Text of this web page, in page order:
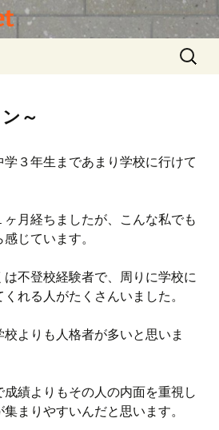
検
索:
～
３年生まであまり学校に行けて
月経ちましたが、こんな私でも
じています。
不登校経験者で、周りに学校に
れる人がたくさんいました。
よりも人格者が多いと思いま
績よりもその人の内面を重視し
まりやすいんだと思います。